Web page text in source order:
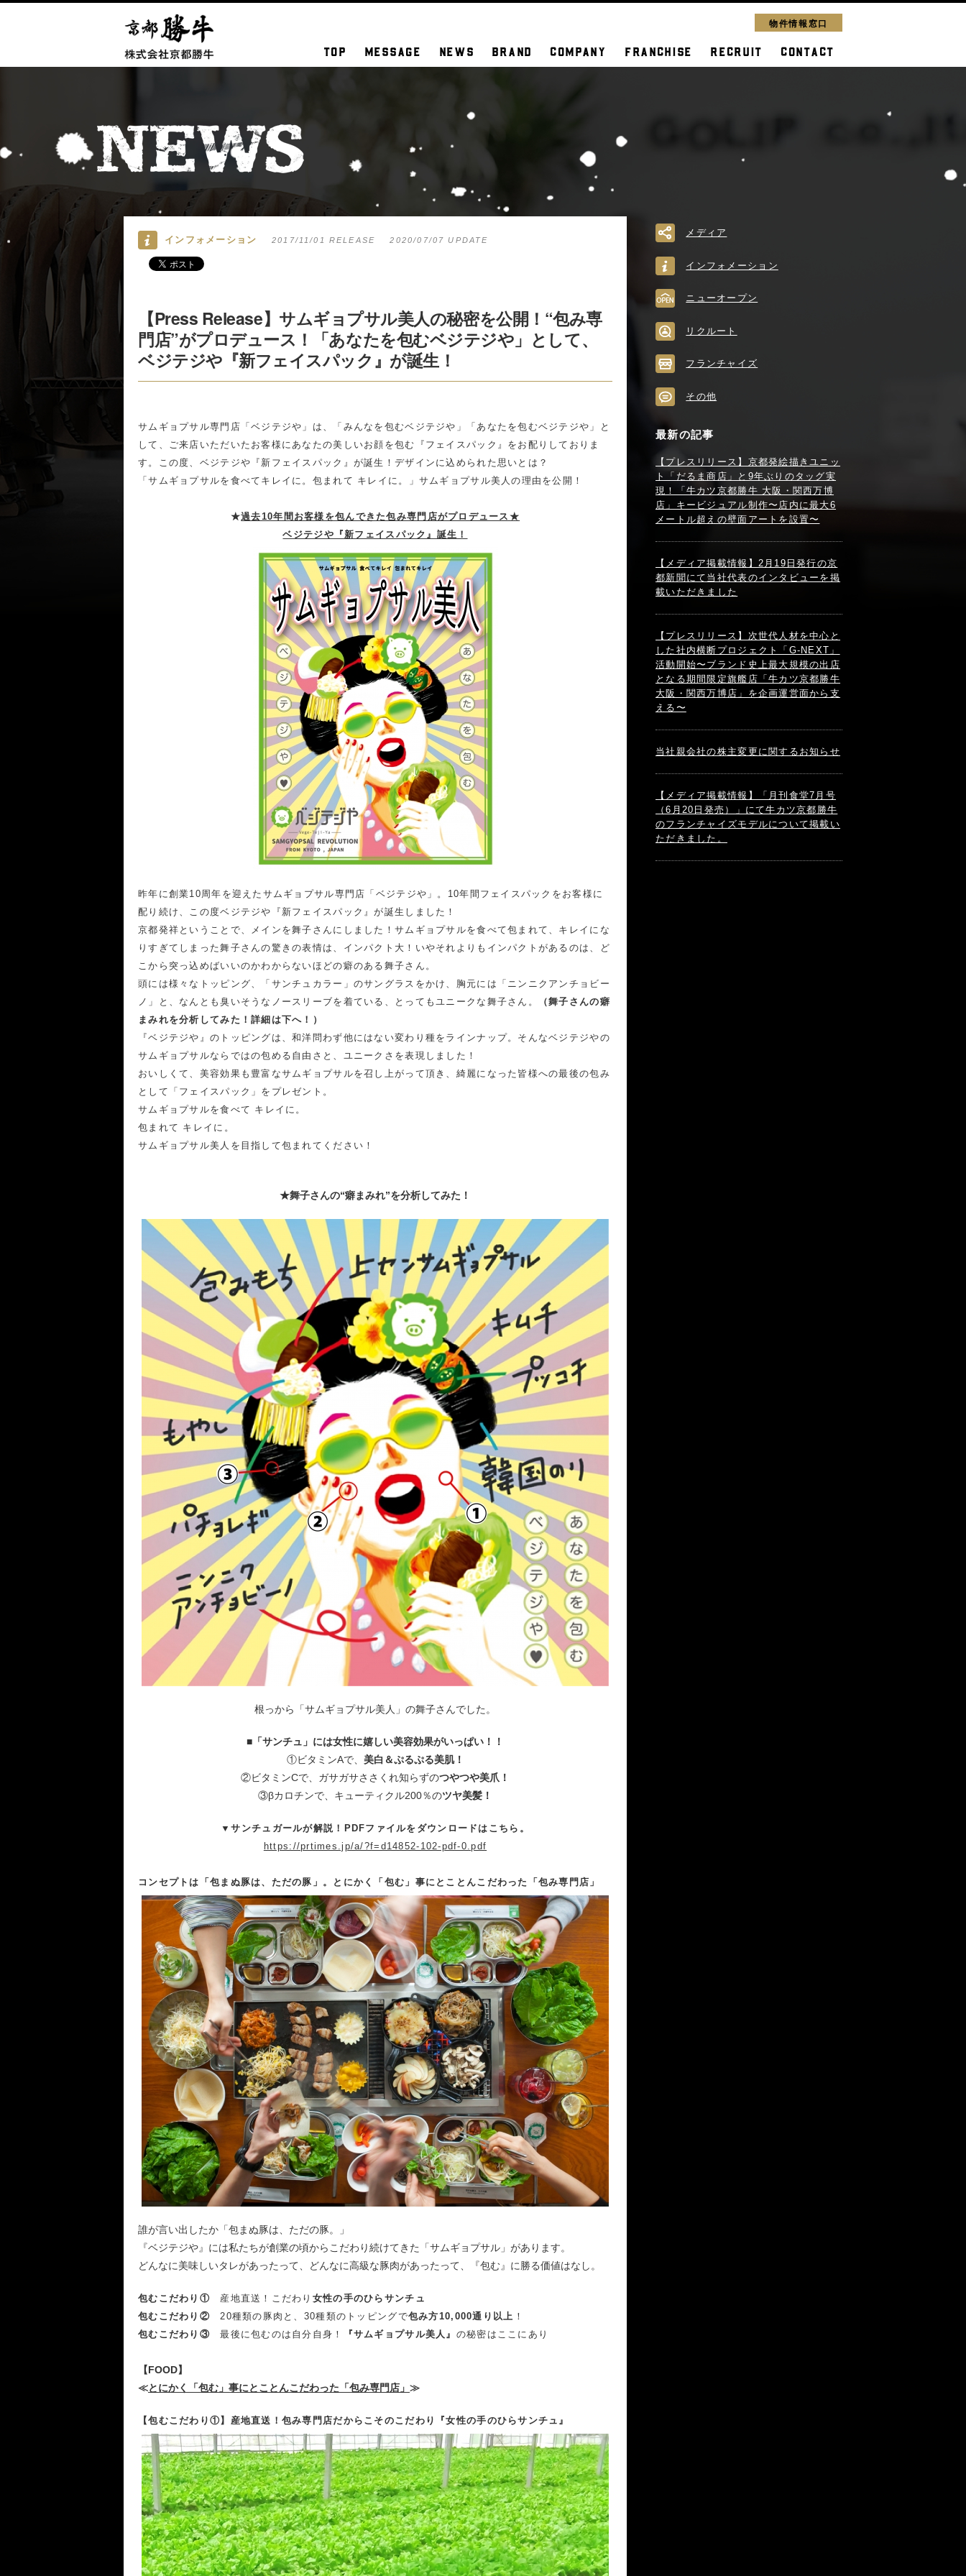
物件情報窓口
TOP MESSAGE NEWS BRAND COMPANY FRANCHISE RECRUIT CONTACT
インフォメーション 2017/11/01 RELEASE 2020/07/07 UPDATE
【Press Release】サムギョプサル美人の秘密を公開！“包み専
門店”がプロデュース！「あなたを包むベジテジや」として、
ベジテジや『新フェイスパック』が誕生！
サムギョプサル専門店「ベジテジや」は、「みんなを包むベジテジや」「あなたを包むベジテジや」と
して、ご来店いただいたお客様にあなたの美しいお顔を包む『フェイスパック』をお配りしておりま
す。この度、ベジテジや『新フェイスパック』が誕生！デザインに込められた思いとは？
「サムギョプサルを食べてキレイに。包まれて キレイに。」サムギョプサル美人の理由を公開！
★過去10年間お客様を包んできた包み専門店がプロデュース★
ベジテジや『新フェイスパック』誕生！
昨年に創業10周年を迎えたサムギョプサル専門店「ベジテジや」。10年間フェイスパックをお客様に
配り続け、この度ベジテジや『新フェイスパック』が誕生しました！
京都発祥ということで、メインを舞子さんにしました！サムギョプサルを食べて包まれて、キレイにな
りすぎてしまった舞子さんの驚きの表情は、インパクト大！いやそれよりもインパクトがあるのは、ど
こから突っ込めばいいのかわからないほどの癖のある舞子さん。
頭には様々なトッピング、「サンチュカラー」のサングラスをかけ、胸元には「ニンニクアンチョビー
ノ」と、なんとも臭いそうなノースリーブを着ている、とってもユニークな舞子さん。
（舞子さんの癖
まみれを分析してみた！詳細は下へ！）
『ベジテジや』のトッピングは、和洋問わず他にはない変わり種をラインナップ。そんなベジテジやの
サムギョプサルならではの包める自由さと、ユニークさを表現しました！
おいしくて、美容効果も豊富なサムギョプサルを召し上がって頂き、綺麗になった皆様への最後の包み
として「フェイスパック」をプレゼント。
サムギョプサルを食べて キレイに。
包まれて キレイに。
サムギョプサル美人を目指して包まれてください！
★舞子さんの“癖まみれ”を分析してみた！
根っから「サムギョプサル美人」の舞子さんでした。
■「サンチュ」には女性に嬉しい美容効果がいっぱい！！
①ビタミンAで、 美白＆ぷるぷる美肌！
②ビタミンCで、ガサガサささくれ知らずのつやつや美爪！
③βカロチンで、キューティクル200％のツヤ美髪！
▼サンチュガールが解説！PDFファイルをダウンロードはこちら。
https://prtimes.jp/a/?f=d14852-102-pdf-0.pdf
コンセプトは「包まぬ豚は、ただの豚」。とにかく「包む」事にとことんこだわった「包み専門店」
誰が言い出したか「包まぬ豚は、ただの豚。」
『ベジテジや』には私たちが創業の頃からこだわり続けてきた「サムギョプサル」があります。
どんなに美味しいタレがあったって、どんなに高級な豚肉があったって、『包む』に勝る価値はなし。
包むこだわり① 産地直送！こだわり 女性の手のひらサンチュ
包むこだわり②20種類の豚肉と、30種類のトッピングで包み方10,000通り以上 ！
包むこだわり③最後に包むのは自分自身！ 『サムギョプサル美人』 の秘密はここにあり
【FOOD】
≪とにかく「包む」事にとことんこだわった「包み専門店」 ≫
【包むこだわり①】産地直送！包み専門店だからこそのこだわり『女性の手のひらサンチュ』
メディア
インフォメーション
ニューオープン
リクルート
フランチャイズ
その他
最新の記事
【プレスリリース】京都発絵描きユニッ
ト「だるま商店」と9年ぶりのタッグ実
現！「牛カツ京都勝牛 大阪・関西万博
店」キービジュアル制作〜店内に最大6
メートル超えの壁面アートを設置〜
【メディア掲載情報】2月19日発行の京
都新聞にて当社代表のインタビューを掲
載いただきました
【プレスリリース】次世代人材を中心と
した社内横断プロジェクト「G-NEXT」
活動開始〜ブランド史上最大規模の出店
となる期間限定旗艦店「牛カツ京都勝牛
大阪・関西万博店」を企画運営面から支
える〜
当社親会社の株主変更に関するお知らせ
【メディア掲載情報】「月刊食堂7月号
（6月20日発売）」にて牛カツ京都勝牛
のフランチャイズモデルについて掲載い
ただきました。